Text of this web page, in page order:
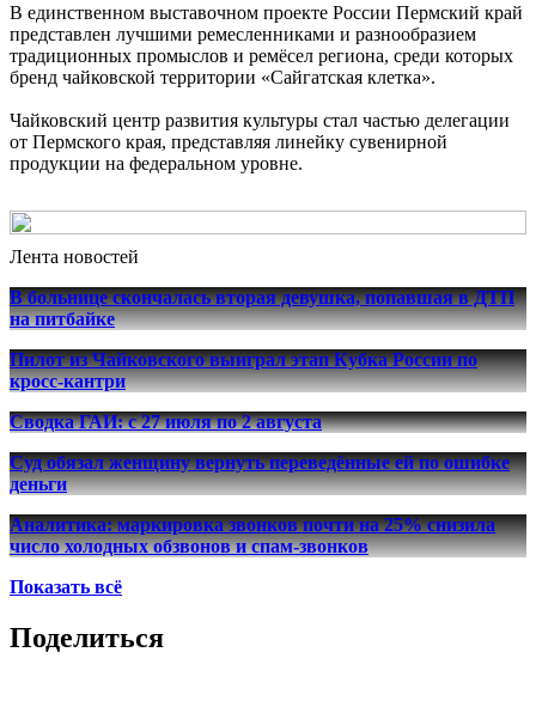
В единственном выставочном проекте России Пермский край
представлен лучшими ремесленниками и разнообразием
традиционных промыслов и ремёсел региона, среди которых
бренд чайковской территории «Сайгатская клетка».
Чайковский центр развития культуры стал частью делегации
от Пермского края, представляя линейку сувенирной
продукции на федеральном уровне.
Лента новостей
В больнице скончалась вторая девушка, попавшая в ДТП
на питбайке
Пилот из Чайковского выиграл этап Кубка России по
кросс-кантри
Сводка ГАИ: с 27 июля по 2 августа
Суд обязал женщину вернуть переведённые ей по ошибке
деньги
Аналитика: маркировка звонков почти на 25% снизила
число холодных обзвонов и спам-звонков
Показать всё
Поделиться